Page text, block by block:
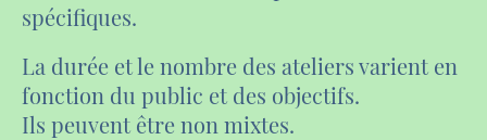
spécifiques.
La durée et le nombre des ateliers varient en
fonction du public et des objectifs.
Ils peuvent être non mixtes.